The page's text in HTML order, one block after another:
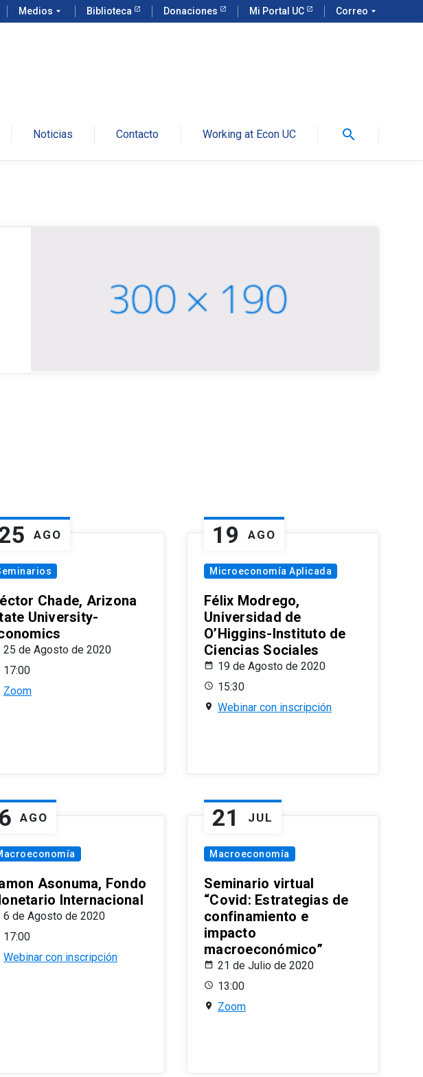
Medios arrow_drop_down Biblioteca Donaciones Mi Portal UC Correo arrow_drop_down
Noticias Contacto Working at Econ UC search
AGO
Chade, Arizona
University-
25 de Agosto de 2020
17:00
Zoom
19 AGO
Microeconomía Aplicada
Félix Modrego,
Universidad de
O’Higgins-Instituto de
Ciencias Sociales
19 de Agosto de 2020
15:30
Webinar con inscripción
6 AGO
Asonuma, Fondo
Internacional
6 de Agosto de 2020
17:00
Webinar con inscripción
21 JUL
Macroeconomía
Seminario virtual
“Covid: Estrategias de
confinamiento e
impacto
macroeconómico”
21 de Julio de 2020
13:00
Zoom